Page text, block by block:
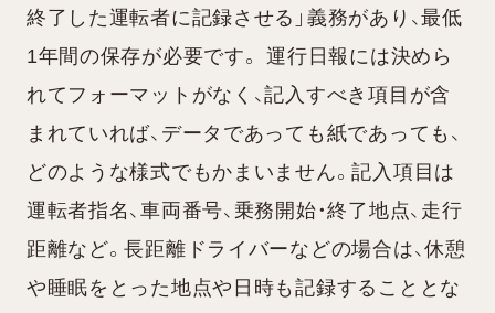
終了した運転者に記録させる」義務があり、最低
1年間の保存が必要です。 運行日報には決めら
れてフォーマットがなく、記入すべき項目が含
まれていれば、データであっても紙であっても、
どのような様式でもかまいません。記入項目は
運転者指名、車両番号、乗務開始・終了地点、走行
距離など。長距離ドライバーなどの場合は、休憩
や睡眠をとった地点や日時も記録することとな